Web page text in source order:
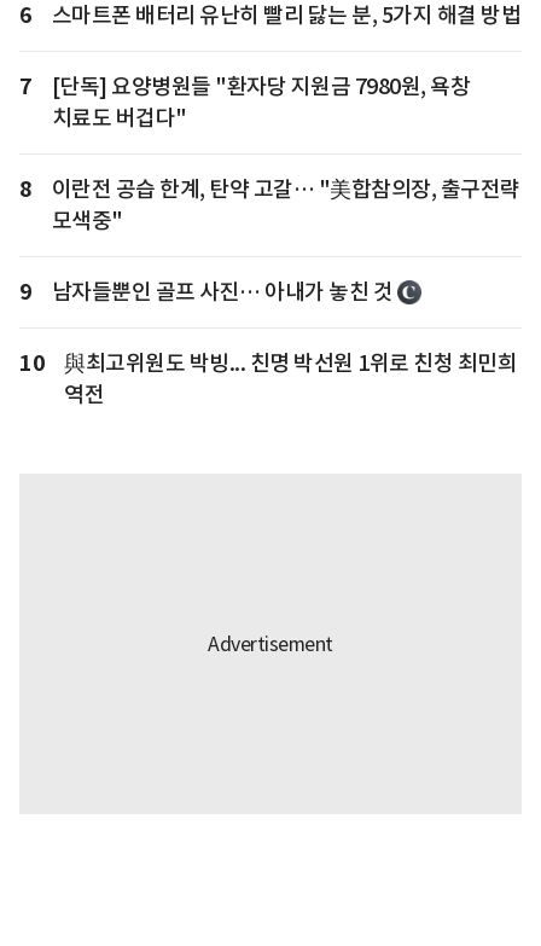
6 스마트폰 배터리 유난히 빨리 닳는 분, 5가지 해결 방법
7
[단독] 요양병원들 "환자당 지원금 7980원, 욕창
치료도 버겁다"
8
이란전 공습 한계, 탄약 고갈… "美합참의장, 출구전략
모색중"
9 남자들뿐인 골프 사진… 아내가 놓친 것
10
與최고위원도 박빙... 친명 박선원 1위로 친청 최민희
역전